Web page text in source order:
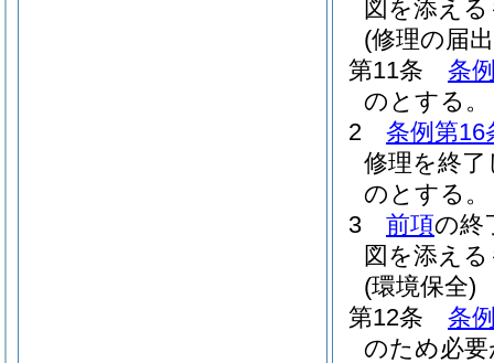
図を添え
(修理の届
第11条
条
のとする。
2
条例第16
修理を終
のとする。
3
前項の終
図を添え
(環境保全)
第12条
条
のため必